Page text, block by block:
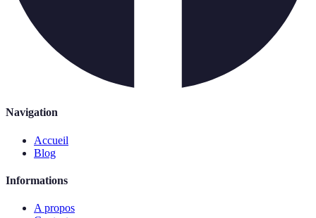
Navigation
Accueil
Blog
Informations
A propos